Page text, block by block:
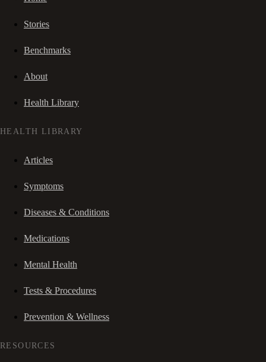
Stories
Benchmarks
About
Health Library
HEALTH LIBRARY
Articles
Symptoms
Diseases & Conditions
Medications
Mental Health
Tests & Procedures
Prevention & Wellness
RESOURCES